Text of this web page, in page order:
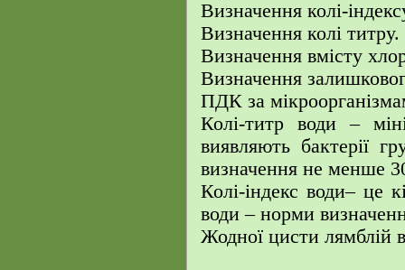
Визначення колі-
Визначення колі титру.
Визначення вмісту
Визначення
ПДК за
Колі-титр води –
виявляють бактерії
визначення не менше
Колі-індекс води– це
води – норми
Жодної цисти лямблій